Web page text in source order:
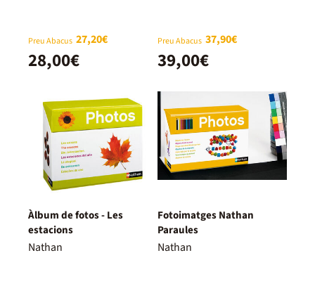
Preu Abacus 27,20€
28,00€
Preu Abacus 37,90€
39,00€
Àlbum de fotos - Les
estacions
Nathan
Fotoimatges Nathan
Paraules
Nathan